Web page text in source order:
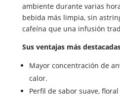
ambiente durante varias
bebida más limpia, sin
cafeína que una infusión
Sus ventajas más
Mayor concentración de
calor.
Perfil de sabor suave,